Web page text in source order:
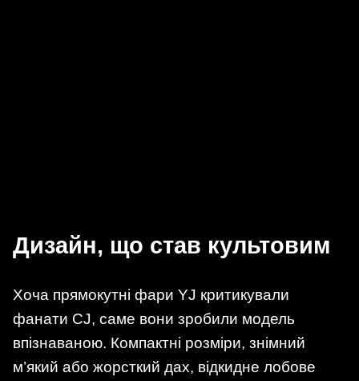
Дизайн, що став культовим
Хоча прямокутні фари YJ критикували
фанати CJ, саме вони зробили модель
впізнаваною. Компактні розміри, знімний
м’який або жорсткий дах, відкидне лобове